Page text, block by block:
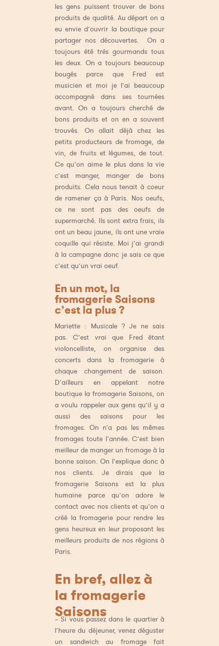
les gens puissent trouver de bons
produits de qualité. Au départ on a
eu envie d’ouvrir la boutique pour
partager nos découvertes. On a
toujours été très gourmands tous
les deux. On a toujours beaucoup
bougés parce que Fred est
musicien et moi je l’ai beaucoup
accompagné dans ses tournées
avant. On a toujours cherché de
bons produits et on en a souvent
trouvés. On allait déjà chez les
petits producteurs de fromage, de
vin, de fruits et légumes, de tout.
Ce qu’on aime le plus dans la vie
c’est manger, manger de bons
produits. Cela nous tenait à coeur
de ramener ça à Paris. Nos oeufs,
ce ne sont pas des oeufs de
supermarché. Ils sont extra frais, ils
ont un beau jaune, ils ont une vraie
coquille qui résiste. Moi j’ai grandi
à la campagne donc je sais ce que
c’est qu’un vrai oeuf.
En un mot, la
fromagerie Saisons
c’est la plus ?
Mariette : Musicale ? Je ne sais
pas. C’est vrai que Fred étant
violoncelliste, on organise des
concerts dans la fromagerie à
chaque changement de saison.
D’ailleurs en appelant notre
boutique la fromagerie Saisons, on
a voulu rappeler aux gens qu’il y a
aussi des saisons pour les
fromages. On n’a pas les mêmes
fromages toute l’année. C’est bien
meilleur de manger un fromage à la
bonne saison. On l’explique donc à
nos clients. Je dirais que la
fromagerie Saisons est la plus
humaine parce qu’on adore le
contact avec nos clients et qu’on a
créé la fromagerie pour rendre les
gens heureux en leur proposant les
meilleurs produits de nos régions à
Paris.
En bref, allez à
la fromagerie
Saisons
– Si vous passez dans le quartier à
l’heure du déjeuner, venez déguster
un sandwich au fromage fait